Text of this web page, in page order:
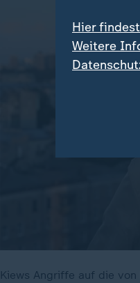
Kiews Angriffe auf die
Hier
Weitere